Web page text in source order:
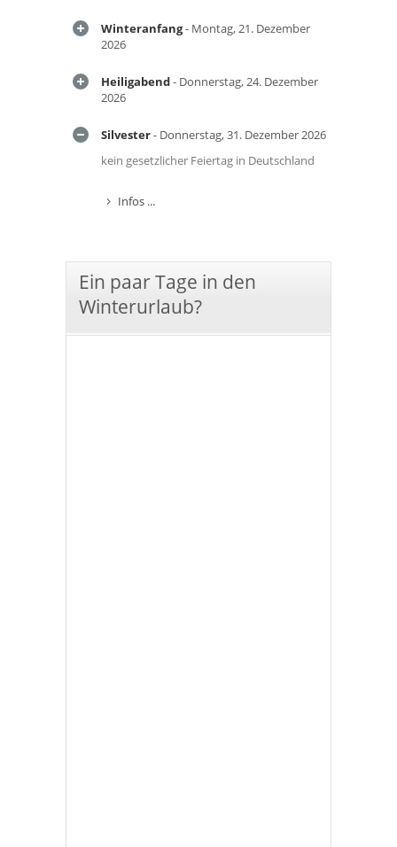
Winteranfang- Montag, 21. Dezember
2026
Heiligabend- Donnerstag, 24. Dezember
2026
Silvester- Donnerstag, 31. Dezember 2026
kein gesetzlicher Feiertag in Deutschland
Infos ...
Ein paar Tage in den
Winterurlaub?